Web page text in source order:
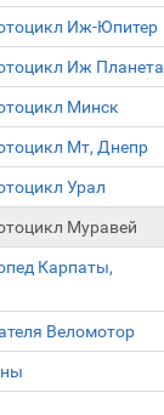
Иж-Юпитер
Иж Планета
Минск
Мт, Днепр
Урал
Муравей
Карпаты,
Веломотор